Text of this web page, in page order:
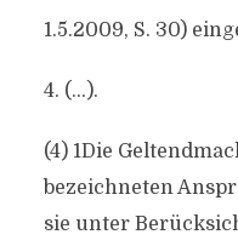
1.5.2009, S. 30)
4. (…).
(4) 1Die
bezeichneten
sie unter